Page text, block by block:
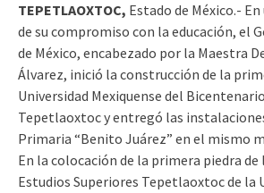
TEPETLAOXTOC, Estado de México.-
de su compromiso con la educación, el
de México, encabezado por la Maestra
Álvarez, inició la construcción de la
Universidad Mexiquense del
Tepetlaoxtoc y entregó las
Primaria “Benito Juárez” en el mismo
En la colocación de la primera piedra de
Estudios Superiores Tepetlaoxtoc de la